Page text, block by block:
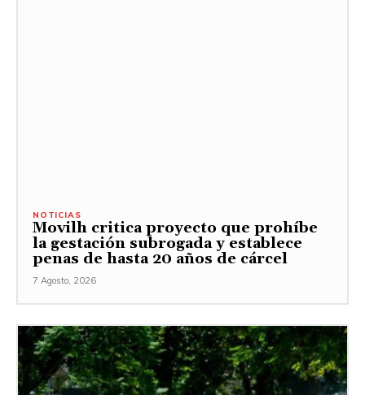
NOTICIAS
Movilh critica proyecto que prohíbe
la gestación subrogada y establece
penas de hasta 20 años de cárcel
7 Agosto, 2026